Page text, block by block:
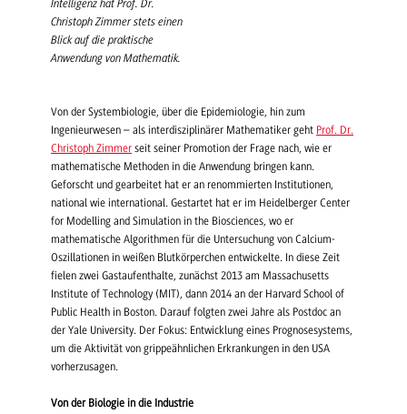
Intelligenz hat Prof. Dr.
Christoph Zimmer stets einen
Blick auf die praktische
Anwendung von Mathematik.
Von der Systembiologie, über die Epidemiologie, hin zum
Ingenieurwesen – als interdisziplinärer Mathematiker geht Prof. Dr.
Christoph Zimmer seit seiner Promotion der Frage nach, wie er
mathematische Methoden in die Anwendung bringen kann.
Geforscht und gearbeitet hat er an renommierten Institutionen,
national wie international. Gestartet hat er im Heidelberger Center
for Modelling and Simulation in the Biosciences, wo er
mathematische Algorithmen für die Untersuchung von Calcium-
Oszillationen in weißen Blutkörperchen entwickelte. In diese Zeit
fielen zwei Gastaufenthalte, zunächst 2013 am Massachusetts
Institute of Technology (MIT), dann 2014 an der Harvard School of
Public Health in Boston. Darauf folgten zwei Jahre als Postdoc an
der Yale University. Der Fokus: Entwicklung eines Prognosesystems,
um die Aktivität von grippeähnlichen Erkrankungen in den USA
vorherzusagen.
Von der Biologie in die Industrie